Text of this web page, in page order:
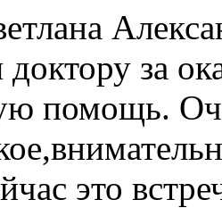
доктору за
помощь.
это